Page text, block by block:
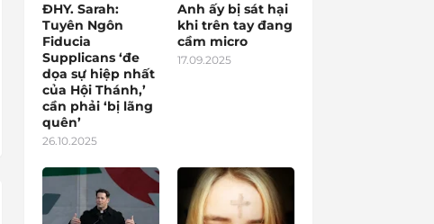
ĐHY. Sarah:
Tuyên Ngôn
Fiducia
Supplicans ‘đe
dọa sự hiệp nhất
của Hội Thánh,’
cần phải ‘bị lãng
quên’
26.10.2025
Anh ấy bị sát hại
khi trên tay đang
cầm micro
17.09.2025